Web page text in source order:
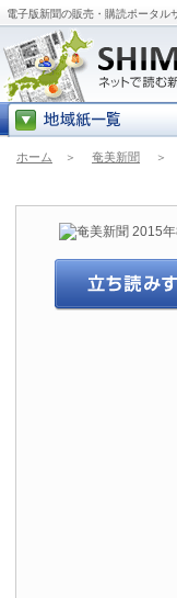
電子版新聞の販売・購読ポータル
ホーム ＞ 奄美新聞 ＞